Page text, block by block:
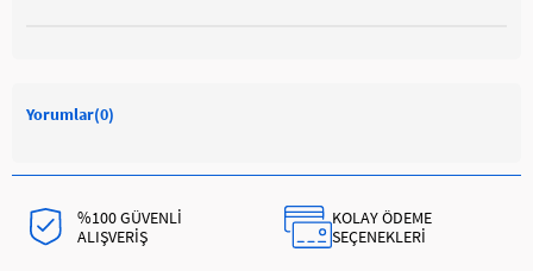
Yorumlar(0)
%100 GÜVENLİ
ALIŞVERİŞ
KOLAY ÖDEME
SEÇENEKLERİ